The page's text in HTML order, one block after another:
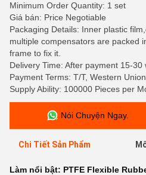
Minimum Order Quantity: 1 set
Giá bán: Price Negotiable
Packaging Details: Inner plastic
multiple compensators are packed
frame to fix it.
Delivery Time: After payment 15-30
Payment Terms: T/T, Western
Supply Ability: 100000 Pieces per
Nói Chuyện Ngay.
Chi Tiết Sản Phẩm
Làm nổi bật: PTFE Flexible